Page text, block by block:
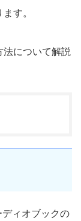
す。
法について解説
ィオブックの